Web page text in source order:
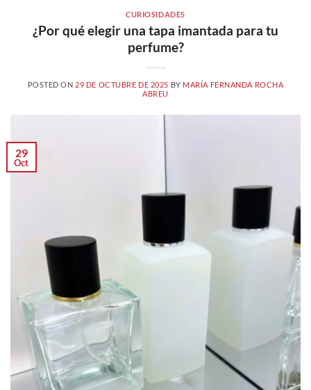
CURIOSIDADES
¿Por qué elegir una tapa imantada para tu
perfume?
POSTED ON 29 DE OCTUBRE DE 2025 BY MARÍA FERNANDA ROCHA
ABREU
29
Oct